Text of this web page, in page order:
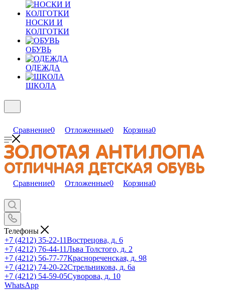
НОСКИ И
КОЛГОТКИ
ОБУВЬ
ОДЕЖДА
ШКОЛА
Сравнение0 Отложенные0 Корзина0
Сравнение0 Отложенные0 Корзина0
Телефоны
+7 (4212) 35-22-11Вострецова, д. 6
+7 (4212) 76-44-11Льва Толстого, д. 2
+7 (4212) 56-77-77Краснореченская, д. 98
+7 (4212) 74-20-22Стрельникова, д. 6а
+7 (4212) 54-59-05Суворова, д. 10
WhatsApp